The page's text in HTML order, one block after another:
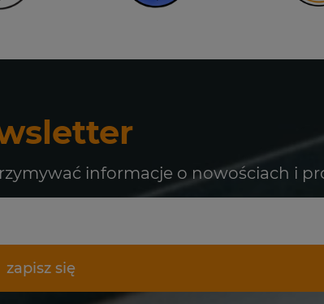
informacje o nowościach i
zapisz się